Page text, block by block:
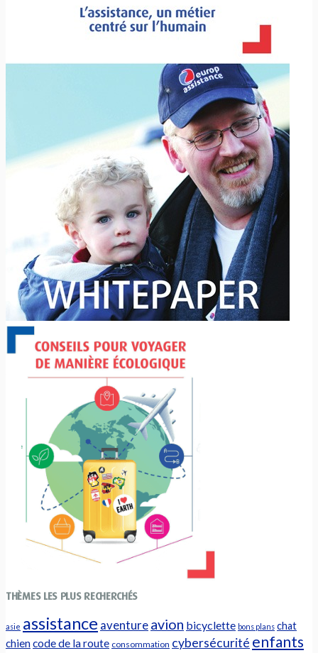
THÈMES LES PLUS RECHERCHÉS
asie assistance aventure avion bicyclette bons plans chat
chiencode de la route consommation cybersécurité enfants